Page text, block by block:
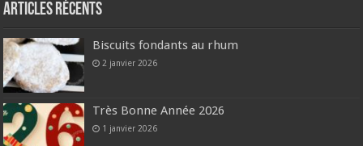
Articles récents
Biscuits fondants au rhum
2 janvier 2026
Très Bonne Année 2026
1 janvier 2026